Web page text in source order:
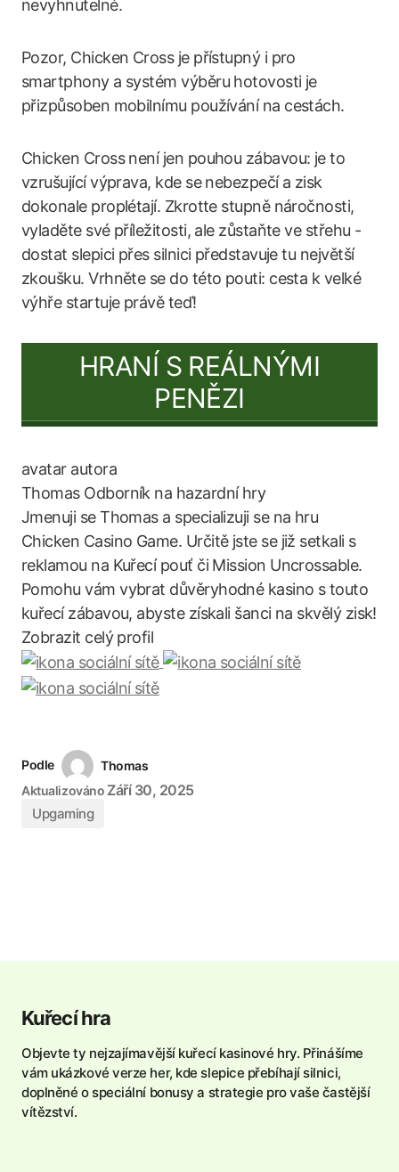
nevyhnutelné.
Pozor, Chicken Cross je přístupný i pro
smartphony a systém výběru hotovosti je
přizpůsoben mobilnímu používání na cestách.
Chicken Cross není jen pouhou zábavou: je to
vzrušující výprava, kde se nebezpečí a zisk
dokonale proplétají. Zkrotte stupně náročnosti,
vyladěte své příležitosti, ale zůstaňte ve střehu -
dostat slepici přes silnici představuje tu největší
zkoušku. Vrhněte se do této pouti: cesta k velké
výhře startuje právě teď!
HRANÍ S REÁLNÝMI
PENĚZI
Thomas Odborník na hazardní hry
Jmenuji se Thomas a specializuji se na hru
Chicken Casino Game. Určitě jste se již setkali s
reklamou na Kuřecí pouť či Mission Uncrossable.
Pomohu vám vybrat důvěryhodné kasino s touto
kuřecí zábavou, abyste získali šanci na skvělý zisk!
Zobrazit celý profil
Podle
Thomas
Aktualizováno Září 30, 2025
Upgaming
Kuřecí hra
Objevte ty nejzajímavější kuřecí kasinové hry. Přinášíme
vám ukázkové verze her, kde slepice přebíhají silnici,
doplněné o speciální bonusy a strategie pro vaše častější
vítězství.